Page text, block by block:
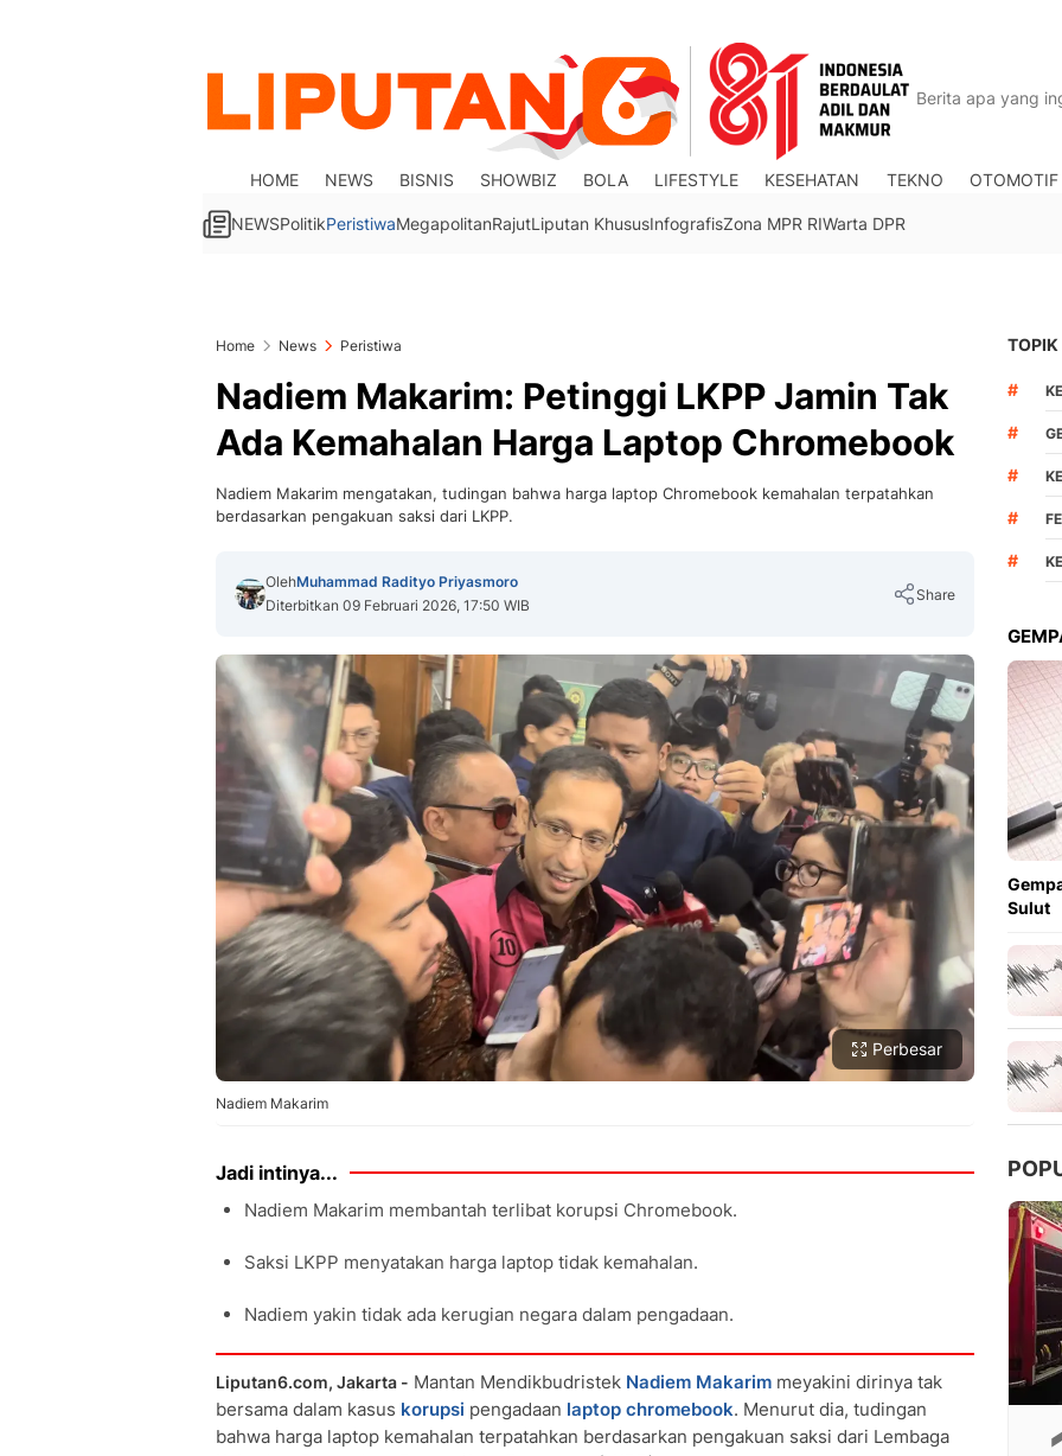
HOME NEWS BISNIS SHOWBIZ BOLA LIFESTYLE KESEHATAN TEKNO OTOMOTIF
NEWSPolitikPeristiwaMegapolitanRajutLiputan KhususInfografisZona MPR RIWarta DPR
Home News Peristiwa
Nadiem Makarim: Petinggi LKPP Jamin Tak
Ada Kemahalan Harga Laptop Chromebook
Nadiem Makarim mengatakan, tudingan bahwa harga laptop Chromebook kemahalan terpatahkan
berdasarkan pengakuan saksi dari LKPP.
OlehMuhammad Radityo Priyasmoro
Diterbitkan 09 Februari 2026, 17:50 WIB
Share
Copy Link
Perbesar
Nadiem Makarim
Jadi intinya...
Nadiem Makarim membantah terlibat korupsi Chromebook.
Saksi LKPP menyatakan harga laptop tidak kemahalan.
Nadiem yakin tidak ada kerugian negara dalam pengadaan.
Liputan6.com, Jakarta - Mantan Mendikbudristek Nadiem Makarim meyakini dirinya tak
bersama dalam kasus korupsi pengadaan laptop chromebook. Menurut dia, tudingan
bahwa harga laptop kemahalan terpatahkan berdasarkan pengakuan saksi dari Lembaga
TOPIK
#
#
#
#
#
Sulut